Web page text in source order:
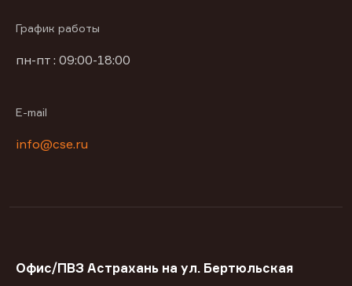
График работы
пн-пт : 09:00-18:00
E-mail
info@cse.ru
Офис/ПВЗ Астрахань на ул. Бертюльская